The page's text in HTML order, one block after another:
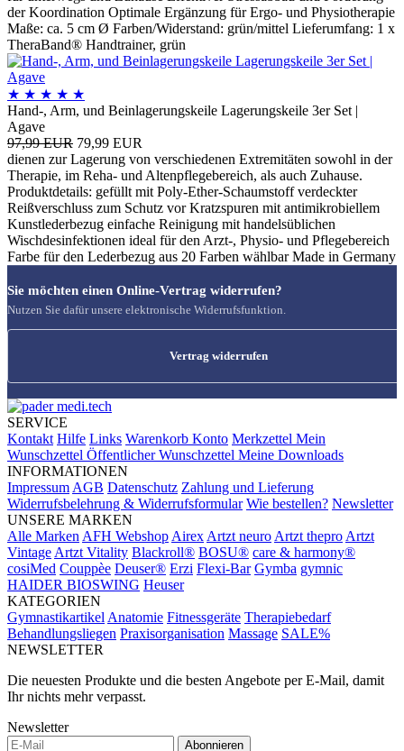
der Koordination Optimale Ergänzung für Ergo- und Physiotherapie
Maße: ca. 5 cm Ø Farben/Widerstand: grün/mittel Lieferumfang: 1 x
TheraBand® Handtrainer, grün
★ ★ ★ ★ ★
Hand-, Arm, und Beinlagerungskeile Lagerungskeile 3er Set |
Agave
97,99 EUR 79,99 EUR
dienen zur Lagerung von verschiedenen Extremitäten sowohl in der
Therapie, im Reha- und Altenpflegebereich, als auch Zuhause.
Produktdetails: gefüllt mit Poly-Ether-Schaumstoff verdeckter
Reißverschluss zum Schutz vor Kratzspuren mit antimikrobiellem
Kunstlederbezug einfache Reinigung mit handelsüblichen
Wischdesinfektionen ideal für den Arzt-, Physio- und Pflegebereich
Farbe für den Lederbezug aus 20 Farben wählbar Made in Germany
Sie möchten einen Online-Vertrag widerrufen?
Nutzen Sie dafür unsere elektronische Widerrufsfunktion.
Vertrag widerrufen
SERVICE
Kontakt Hilfe Links Warenkorb Konto Merkzettel Mein
Wunschzettel Öffentlicher Wunschzettel Meine Downloads
INFORMATIONEN
Impressum AGB Datenschutz Zahlung und Lieferung
Widerrufsbelehrung & Widerrufsformular Wie bestellen? Newsletter
UNSERE MARKEN
Alle Marken AFH Webshop Airex Artzt neuro Artzt thepro Artzt
Vintage Artzt Vitality Blackroll® BOSU® care & harmony®
cosiMed Couppèe Deuser® Erzi Flexi-Bar Gymba gymnic
HAIDER BIOSWING Heuser
KATEGORIEN
Gymnastikartikel Anatomie Fitnessgeräte Therapiebedarf
Behandlungsliegen Praxisorganisation Massage SALE%
NEWSLETTER
Die neuesten Produkte und die besten Angebote per E-Mail, damit
Ihr nichts mehr verpasst.
Newsletter
Abonnieren